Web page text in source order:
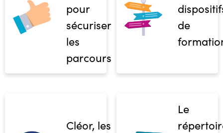
pour
sécuriser
les
parcours
de
Cléor, les
Le